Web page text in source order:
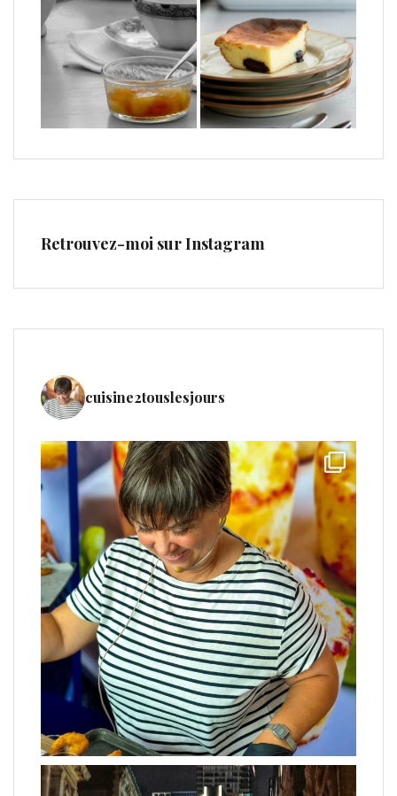
Retrouvez-moi sur Instagram
cuisine2touslesjours